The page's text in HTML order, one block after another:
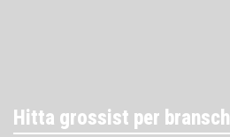
Hitta grossist per bransch